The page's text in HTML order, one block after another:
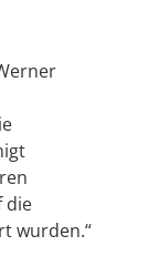
die
wurden.“